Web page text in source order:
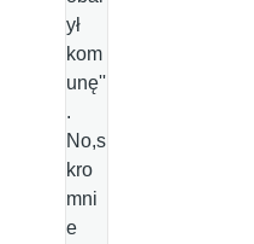
ył
kom
unę''
.
No,s
kro
mni
e